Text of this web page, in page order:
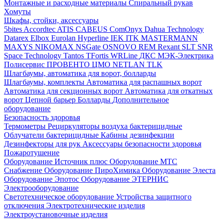
Монтажные и расходные материалы Спиральный рукав
Хомуты
Шкафы, стойки, аксессуары
5bites Accordtec ATIS CABEUS ComOnyx Dahua Technology
Datarex Elbox Eurolan Hyperline IEK ITK MASTERMANN
MAXYS NIKOMAX NSGate OSNOVO REM Rexant SLT SNR
Space Technology Tantos TFortis WRLine ДКС МЭК-Электрика
Полисервис ПРОВЕНТО ЦМО NETLAN TLK
Шлагбаумы, автоматика для ворот, болларды
Шлагбаумы, комплекты Автоматика для распашных ворот
Автоматика для секционных ворот Автоматика для откатных
ворот Цепной барьер Болларды Дополнительное
оборудование
Безопасность здоровья
Термометры Рециркуляторы воздуха бактерицидные
Облучатели бактерицидные Кабины дезинфекции
Дезинфекторы для рук Аксессуары безопасности здоровья
Пожаротушение
Оборудование Источник плюс Оборудование МТС
Снабжение Оборудование ПироХимика Оборудование Элеста
Оборудование Эпотос Оборудование ЭТЕРНИС
Электрооборудование
Светотехническое оборудование Устройства защитного
отключения Электротехнические изделия
Электроустановочные изделия